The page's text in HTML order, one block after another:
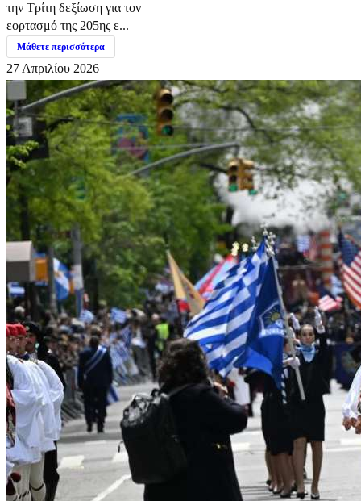
την Τρίτη δεξίωση για τον
εορτασμό της 205ης ε...
Μάθετε περισσότερα
27 Απριλίου 2026